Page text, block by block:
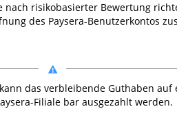
risikobasierter Bewertung
des Paysera-Benutzerkontos
das verbleibende Guthaben
Filiale bar ausgezahlt werden.